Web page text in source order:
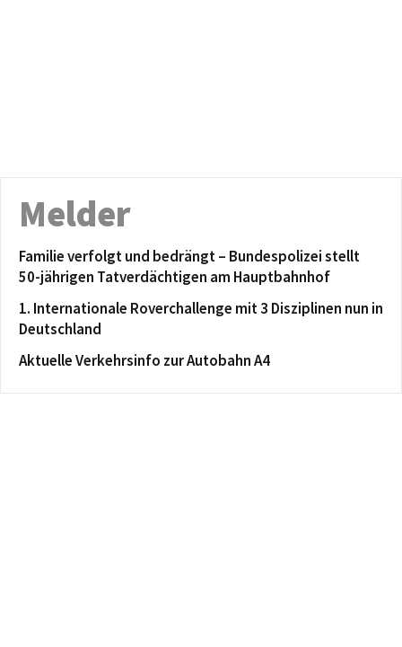
Melder
Familie verfolgt und bedrängt – Bundespolizei stellt
50-jährigen Tatverdächtigen am Hauptbahnhof
1. Internationale Roverchallenge mit 3 Disziplinen nun in
Deutschland
Aktuelle Verkehrsinfo zur Autobahn A4